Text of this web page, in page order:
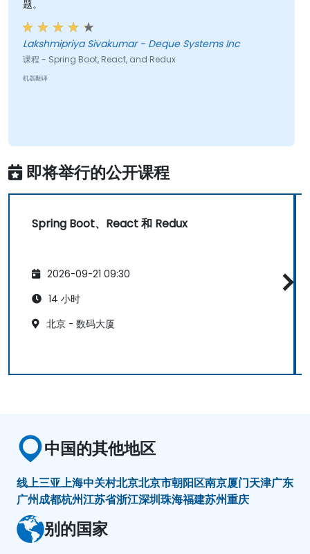
题。
Lakshmipriya Sivakumar - Deque Systems Inc
课程 - Spring Boot, React, and Redux
机器翻译
即将举行的公开课程
Spring Boot、React 和 Redux
2026-09-21 09:30
14 小时
北京 - 数码大厦
中国的其他地区
线上三亚上海中关村北京北京市朝阳区南京厦门天津广东
广州成都杭州江苏省浙江深圳珠海福建苏州重庆
别的国家